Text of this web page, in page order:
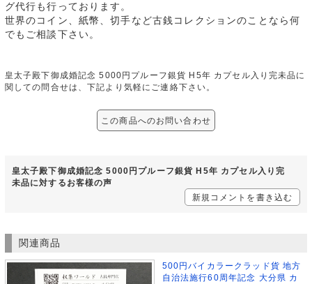
グ代行も行っております。
世界のコイン、紙幣、切手など古銭コレクションのことなら何
でもご相談下さい。
皇太子殿下御成婚記念 5000円プルーフ銀貨 H5年 カプセル入り完未品に
関しての問合せは、下記より気軽にご連絡下さい。
この商品へのお問い合わせ
皇太子殿下御成婚記念 5000円プルーフ銀貨 H5年 カプセル入り完
未品に対するお客様の声
新規コメントを書き込む
関連商品
500円バイカラークラッド貨 地方
自治法施行60周年記念 大分県 カ